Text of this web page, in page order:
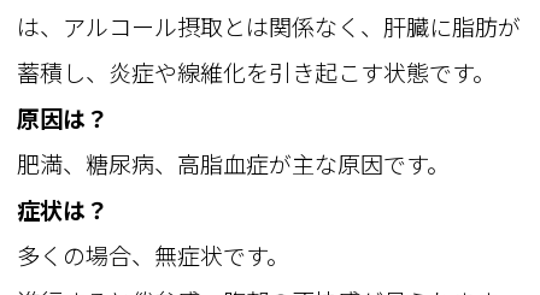
は、アルコール摂取とは関係なく、肝臓に脂肪が
蓄積し、炎症や線維化を引き起こす状態です。
原因は？
肥満、糖尿病、高脂血症が主な原因です。
症状は？
多くの場合、無症状です。